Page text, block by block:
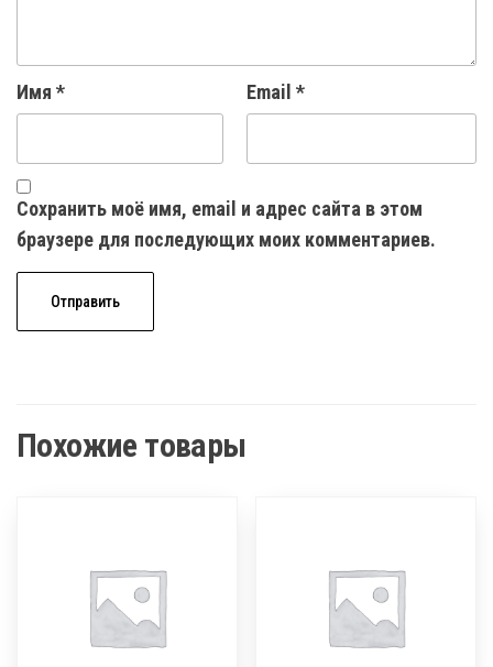
Имя * Email *
Сохранить моё имя, email и адрес сайта в этом
браузере для последующих моих комментариев.
Похожие товары